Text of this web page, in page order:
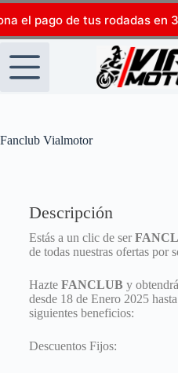
el pago de tus rodadas en
Fanclub Vialmotor
Descripción
Estás a un clic de ser
de todas nuestras ofertas por
Hazte FANCLUB y
desde 18 de Enero 2025
siguientes beneficios:
Descuentos Fijos: